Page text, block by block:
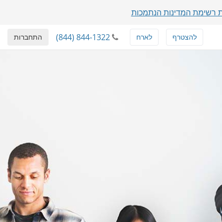
רשימת המדינות הנתמכות
התחברות (844) 844-1322 להצטרף לארח